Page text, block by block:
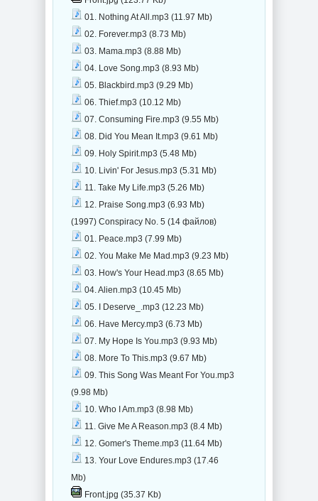
01. Nothing At All.mp3 (11.97 Mb)
02. Forever.mp3 (8.73 Mb)
03. Mama.mp3 (8.88 Mb)
04. Love Song.mp3 (8.93 Mb)
05. Blackbird.mp3 (9.29 Mb)
06. Thief.mp3 (10.12 Mb)
07. Consuming Fire.mp3 (9.55 Mb)
08. Did You Mean It.mp3 (9.61 Mb)
09. Holy Spirit.mp3 (5.48 Mb)
10. Livin' For Jesus.mp3 (5.31 Mb)
11. Take My Life.mp3 (5.26 Mb)
12. Praise Song.mp3 (6.93 Mb)
(1997) Conspiracy No. 5 (14 файлов)
01. Peace.mp3 (7.99 Mb)
02. You Make Me Mad.mp3 (9.23 Mb)
03. How's Your Head.mp3 (8.65 Mb)
04. Alien.mp3 (10.45 Mb)
05. I Deserve_.mp3 (12.23 Mb)
06. Have Mercy.mp3 (6.73 Mb)
07. My Hope Is You.mp3 (9.93 Mb)
08. More To This.mp3 (9.67 Mb)
09. This Song Was Meant For You.mp3
(9.98 Mb)
10. Who I Am.mp3 (8.98 Mb)
11. Give Me A Reason.mp3 (8.4 Mb)
12. Gomer's Theme.mp3 (11.64 Mb)
13. Your Love Endures.mp3 (17.46
Mb)
Front.jpg (35.37 Kb)